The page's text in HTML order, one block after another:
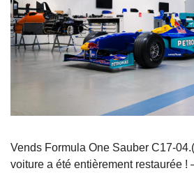
Vends Formula One Sauber C17-
voiture a été entièrement restaurée !